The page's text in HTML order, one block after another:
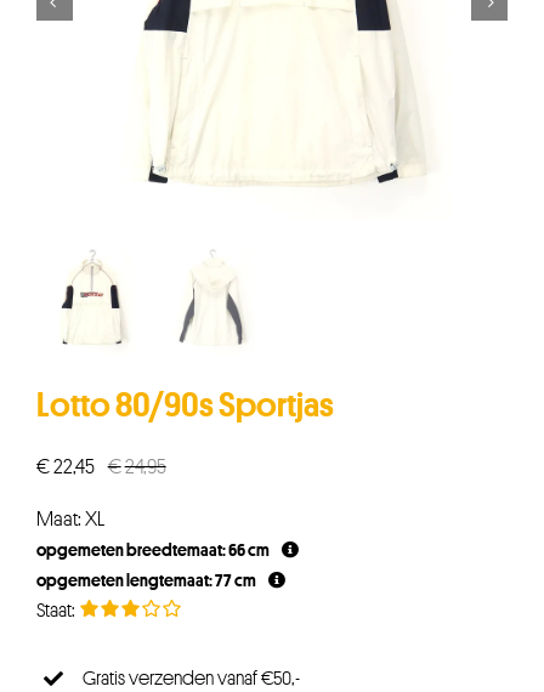
Lotto 80/90s Sportjas
€24,95Oorspronkelijke
€24,95.
€22,45
Huidige
€22,45.
Maat: XL
opgemeten breedtemaat: 66 cm
opgemeten lengtemaat: 77 cm
Gratis verzenden vanaf €50,-